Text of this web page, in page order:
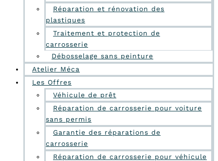
Réparation et rénovation des
plastiques
Traitement et protection de
carrosserie
Débosselage sans peinture
Atelier Méca
Les Offres
Véhicule de prêt
Réparation de carrosserie pour voiture
sans permis
Garantie des réparations de
carrosserie
Réparation de carrosserie pour véhicule